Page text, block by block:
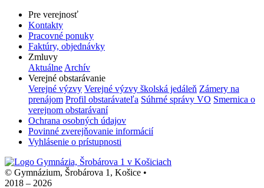
Pre verejnosť
Kontakty
Pracovné ponuky
Faktúry, objednávky
Zmluvy
Aktuálne Archív
Verejné obstarávanie
Verejné výzvy Verejné výzvy školská jedáleň Zámery na
prenájom Profil obstarávateľa Súhrné správy VO Smernica o
verejnom obstarávaní
Ochrana osobných údajov
Povinné zverejňovanie informácií
Vyhlásenie o prístupnosti
© Gymnázium, Šrobárova 1, Košice •
2018 – 2026